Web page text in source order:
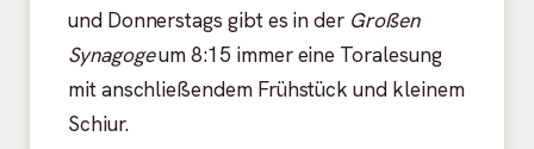
und Donnerstags gibt es in der Großen
Synagogeum 8:15 immer eine Toralesung
mit anschließendem Frühstück und kleinem
Schiur.